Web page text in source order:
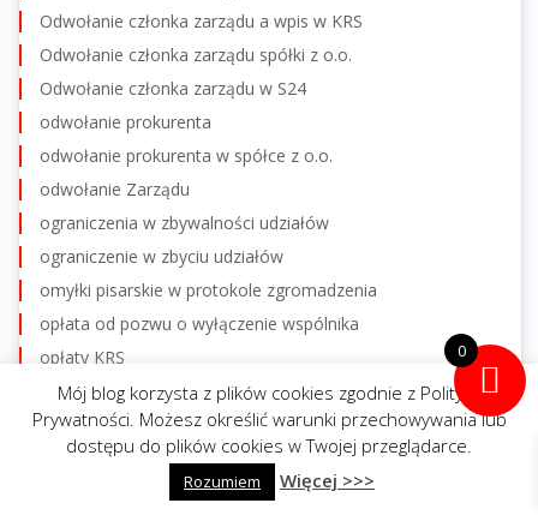
Odwołanie członka zarządu a wpis w KRS
Odwołanie członka zarządu spółki z o.o.
Odwołanie członka zarządu w S24
odwołanie prokurenta
odwołanie prokurenta w spółce z o.o.
odwołanie Zarządu
ograniczenia w zbywalności udziałów
ograniczenie w zbyciu udziałów
omyłki pisarskie w protokole zgromadzenia
opłata od pozwu o wyłączenie wspólnika
opłaty KRS
opodatkowanie wynagrodzenia członka zarządu
opóźnienie w płatnościach
opóźnienie w platnościach
Oświadczenie członka zarządu o niekaralności
napisz do mnie
Mój blog korzysta z plików cookies zgodnie z Polityką
Prywatności. Możesz określić warunki przechowywania lub
dostępu do plików cookies w Twojej przeglądarce.
Rozumiem Więcej >>>
0